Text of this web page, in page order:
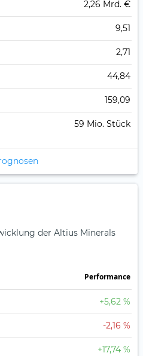
2,26 Mrd. €
9,51
2,71
44,84
159,09
59 Mio. Stück
der Altius Minerals
Perfor­mance
+5,62 %
-2,16 %
+17,74 %